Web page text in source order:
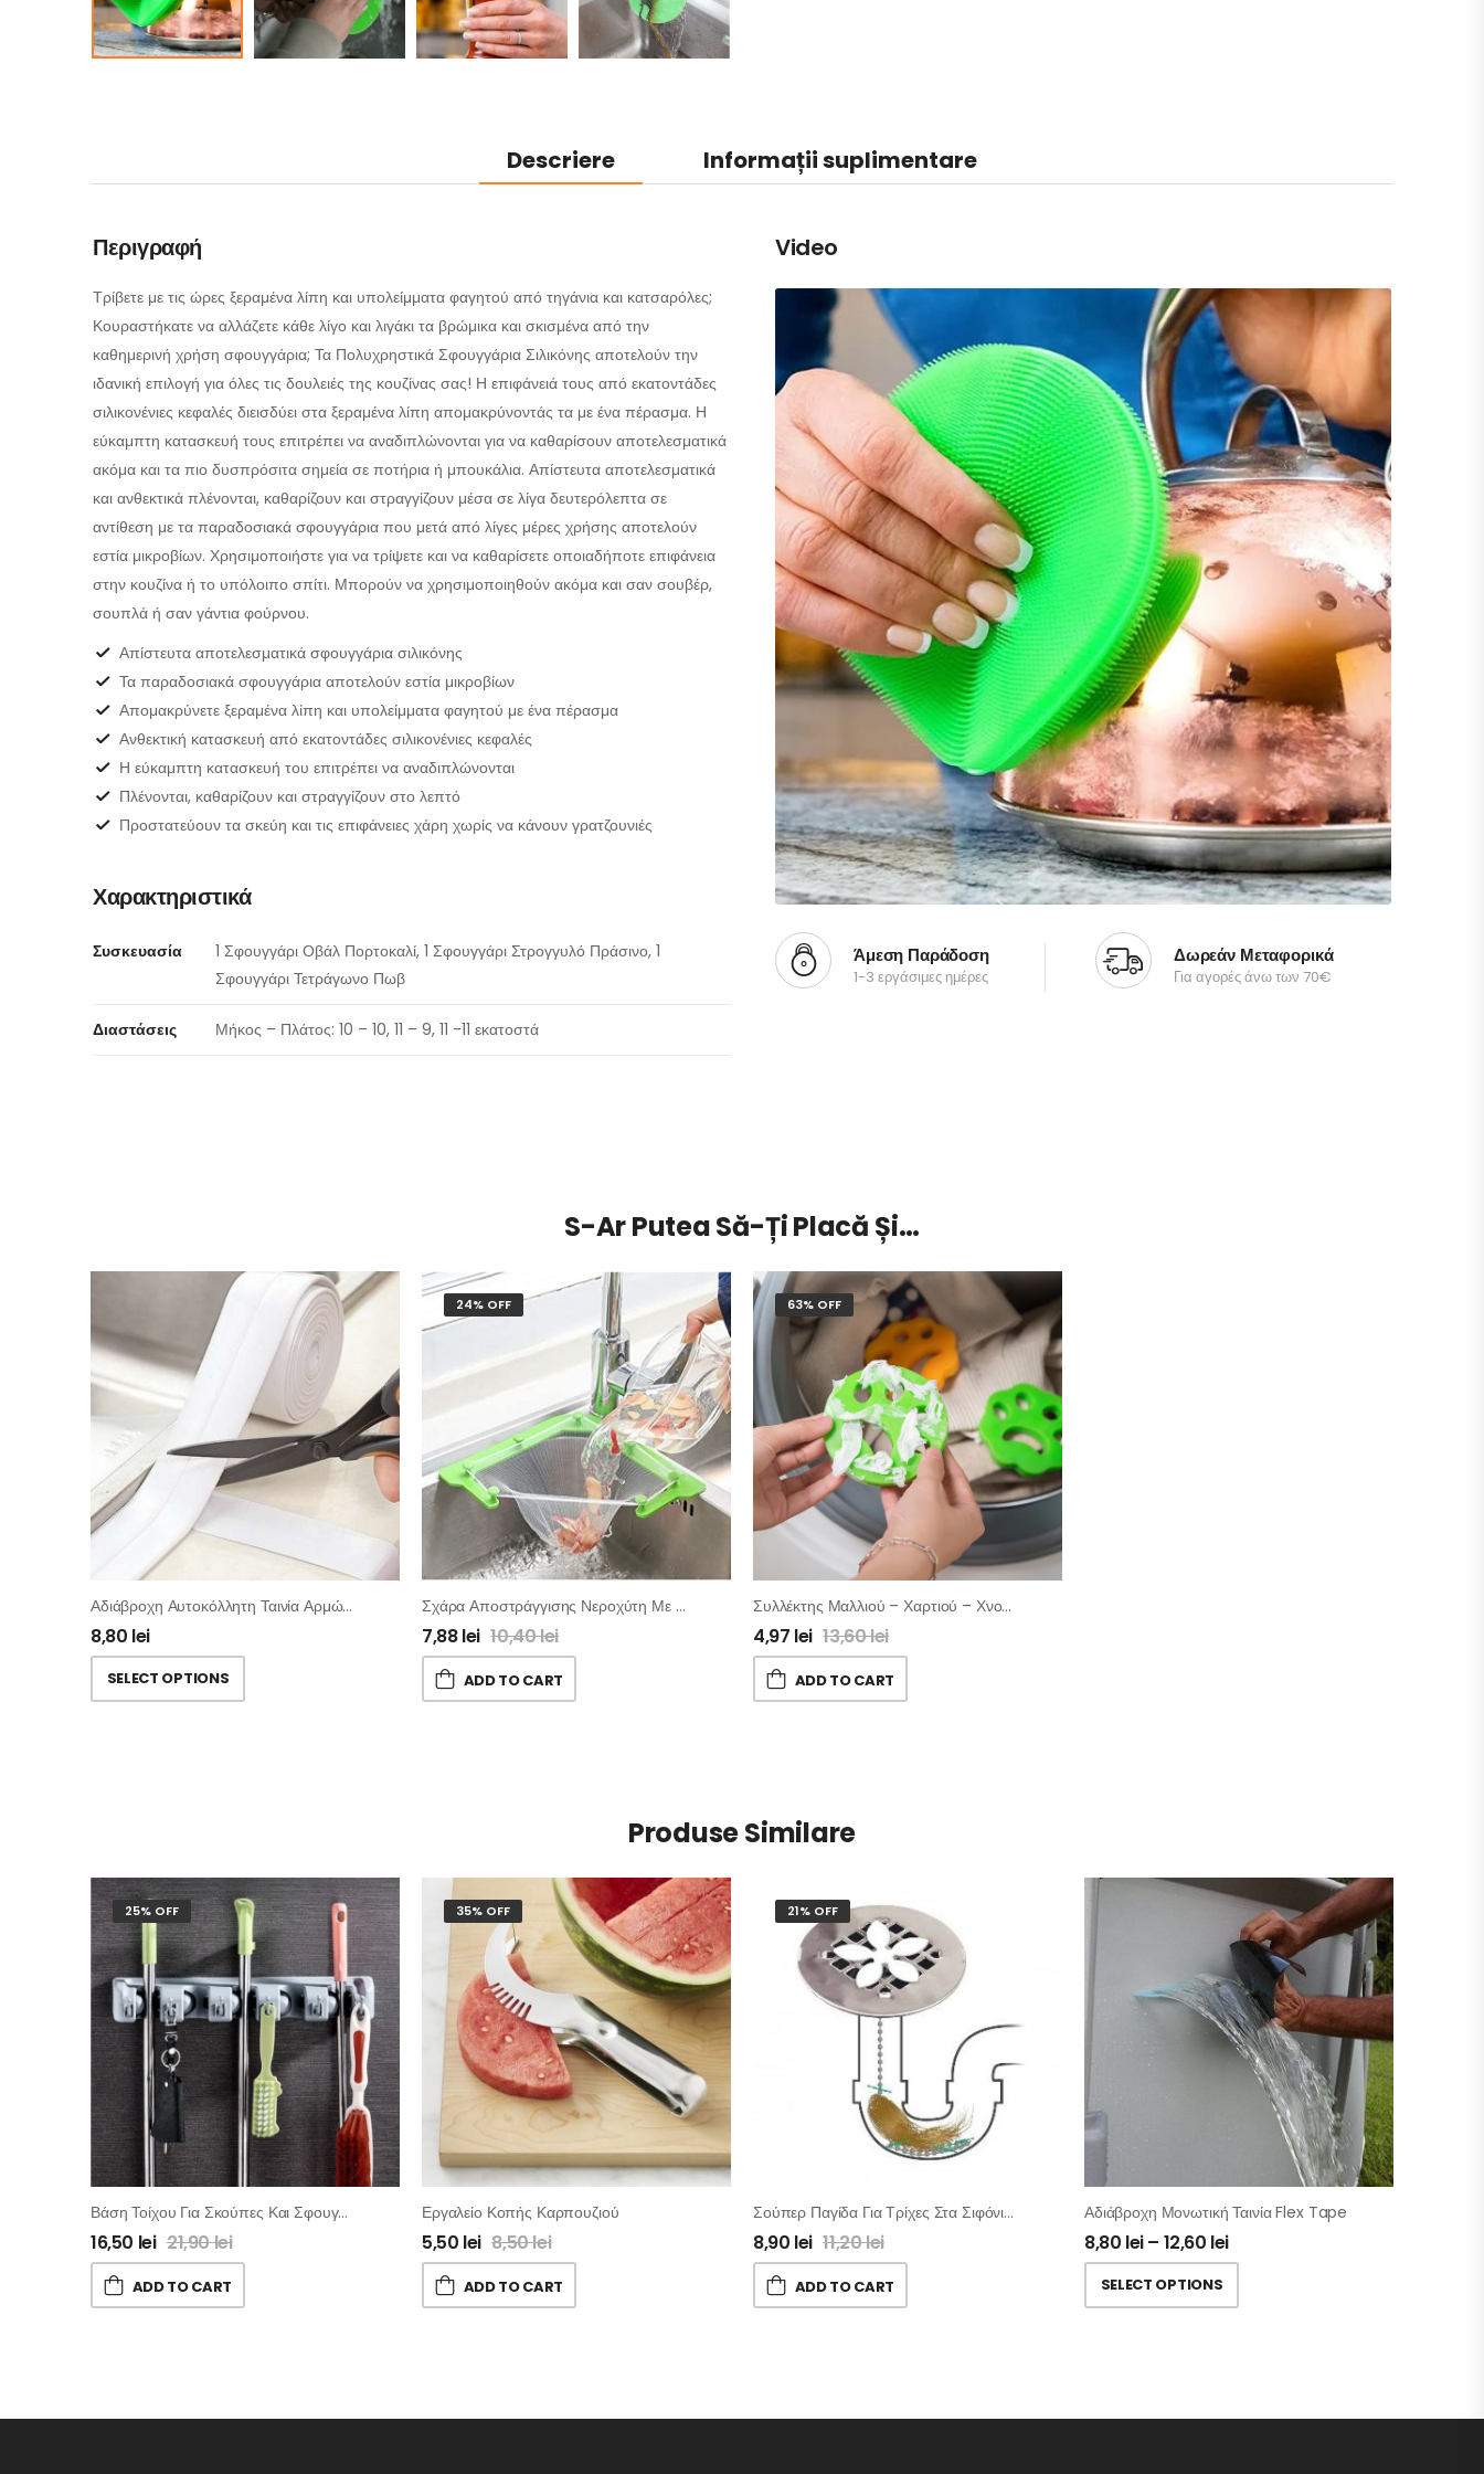
Descriere Informații suplimentare
Περιγραφή
Τρίβετε με τις ώρες ξεραμένα λίπη και υπολείμματα φαγητού από τηγάνια και κατσαρόλες;
Κουραστήκατε να αλλάζετε κάθε λίγο και λιγάκι τα βρώμικα και σκισμένα από την
καθημερινή χρήση σφουγγάρια; Τα Πολυχρηστικά Σφουγγάρια Σιλικόνης αποτελούν την
ιδανική επιλογή για όλες τις δουλειές της κουζίνας σας! Η επιφάνειά τους από εκατοντάδες
σιλικονένιες κεφαλές διεισδύει στα ξεραμένα λίπη απομακρύνοντάς τα με ένα πέρασμα. Η
εύκαμπτη κατασκευή τους επιτρέπει να αναδιπλώνονται για να καθαρίσουν αποτελεσματικά
ακόμα και τα πιο δυσπρόσιτα σημεία σε ποτήρια ή μπουκάλια. Απίστευτα αποτελεσματικά
και ανθεκτικά πλένονται, καθαρίζουν και στραγγίζουν μέσα σε λίγα δευτερόλεπτα σε
αντίθεση με τα παραδοσιακά σφουγγάρια που μετά από λίγες μέρες χρήσης αποτελούν
εστία μικροβίων. Χρησιμοποιήστε για να τρίψετε και να καθαρίσετε οποιαδήποτε επιφάνεια
στην κουζίνα ή το υπόλοιπο σπίτι. Μπορούν να χρησιμοποιηθούν ακόμα και σαν σουβέρ,
σουπλά ή σαν γάντια φούρνου.
Απίστευτα αποτελεσματικά σφουγγάρια σιλικόνης
Τα παραδοσιακά σφουγγάρια αποτελούν εστία μικροβίων
Απομακρύνετε ξεραμένα λίπη και υπολείμματα φαγητού με ένα πέρασμα
Ανθεκτική κατασκευή από εκατοντάδες σιλικονένιες κεφαλές
Η εύκαμπτη κατασκευή του επιτρέπει να αναδιπλώνονται
Πλένονται, καθαρίζουν και στραγγίζουν στο λεπτό
Προστατεύουν τα σκεύη και τις επιφάνειες χάρη χωρίς να κάνουν γρατζουνιές
Χαρακτηριστικά
Συσκευασία
1 Σφουγγάρι Οβάλ Πορτοκαλί, 1 Σφουγγάρι Στρογγυλό Πράσινο, 1
Σφουγγάρι Τετράγωνο Πωβ
Διαστάσεις Μήκος – Πλάτος: 10 – 10, 11 – 9, 11 -11 εκατοστά
Video
Άμεση Παράδοση
1-3 εργάσιμες ημέρες
Δωρεάν Μεταφορικά
Για αγορές άνω των 70€
S-Ar Putea Să-Ți Placă Și…
Αδιάβροχη Αυτοκόλλητη Ταινία Αρμών Στεγανοποιητική
8,80 lei
SELECT OPTIONS
24% OFF
Σχάρα Αποστράγγισης Νεροχύτη Με Δίχτυ (100 Τμχ)
7,88lei 10,40lei
ADD TO CART
63% OFF
Συλλέκτης Μαλλιού – Χαρτιού – Χνουδιού Για Πλυντήριο – Σετ 2 Τμχ
4,97 lei 13,60lei
ADD TO CART
Produse Similare
25% OFF
Βάση Τοίχου Για Σκούπες Και Σφουγγαρίστρες
16,50 lei 21,90lei
ADD TO CART
35% OFF
Εργαλείο Κοπής Καρπουζιού
5,50 lei 8,50lei
ADD TO CART
21% OFF
Σούπερ Παγίδα Για Τρίχες Στα Σιφόνια – 2τμχ
8,90 lei 11,20lei
ADD TO CART
Αδιάβροχη Μονωτική Ταινία Flex Tape
8,80 lei– 12,60 lei
SELECT OPTIONS